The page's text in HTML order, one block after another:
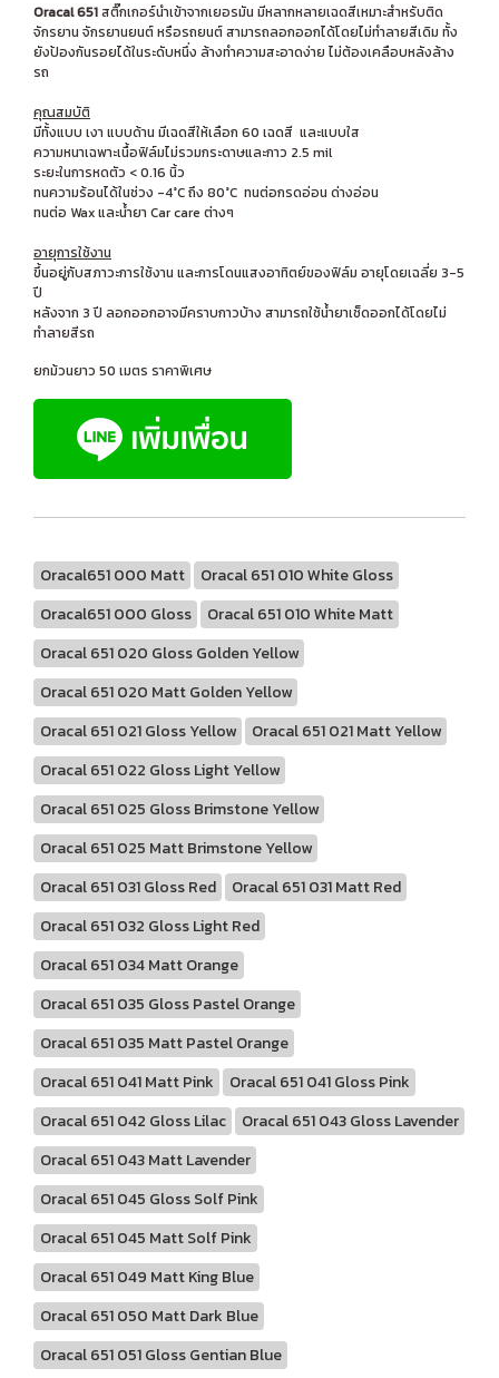
Oracal 651สติ๊กเกอร์นำเข้าจากเยอรมัน มีหลากหลายเฉดสีเหมาะสำหรับติด
จักรยาน จักรยานยนต์ หรือรถยนต์ สามารถลอกออกได้โดยไม่ทำลายสีเดิม ทั้ง
ยังป้องกันรอยได้ในระดับหนึ่ง ล้างทำความสะอาดง่าย ไม่ต้องเคลือบหลังล้าง
รถ
คุณสมบัติ
มีทั้งแบบ เงา แบบด้าน มีเฉดสีให้เลือก 60 เฉดสี และแบบใส
ความหนาเฉพาะเนื้อฟิล์มไม่รวมกระดาษและกาว 2.5 mil
ระยะในการหดตัว < 0.16 นิ้ว
ทนความร้อนได้ในช่วง -4°C ถึง 80°C ทนต่อกรดอ่อน ด่างอ่อน
ทนต่อ Wax และน้ำยา Car care ต่างๆ
อายุการใช้งาน
ขึ้นอยู่กับสภาวะการใช้งาน และการโดนแสงอาทิตย์ของฟิล์ม อายุโดยเฉลี่ย 3-5
ปี
หลังจาก 3 ปี ลอกออกอาจมีคราบกาวบ้าง สามารถใช้น้ำยาเช็ดออกได้โดยไม่
ทำลายสีรถ
ยกม้วนยาว 50 เมตร ราคาพิเศษ
Oracal651 000 Matt
Oracal 651 010 White Gloss
Oracal651 000 Gloss
Oracal 651 010 White Matt
Oracal 651 020 Gloss Golden Yellow
Oracal 651 020 Matt Golden Yellow
Oracal 651 021 Gloss Yellow
Oracal 651 021 Matt Yellow
Oracal 651 022 Gloss Light Yellow
Oracal 651 025 Gloss Brimstone Yellow
Oracal 651 025 Matt Brimstone Yellow
Oracal 651 031 Gloss Red
Oracal 651 031 Matt Red
Oracal 651 032 Gloss Light Red
Oracal 651 034 Matt Orange
Oracal 651 035 Gloss Pastel Orange
Oracal 651 035 Matt Pastel Orange
Oracal 651 041 Matt Pink
Oracal 651 041 Gloss Pink
Oracal 651 042 Gloss Lilac
Oracal 651 043 Gloss Lavender
Oracal 651 043 Matt Lavender
Oracal 651 045 Gloss Solf Pink
Oracal 651 045 Matt Solf Pink
Oracal 651 049 Matt King Blue
Oracal 651 050 Matt Dark Blue
Oracal 651 051 Gloss Gentian Blue